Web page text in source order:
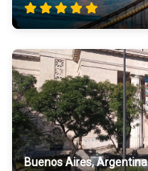
Buenos Aires, Argentina